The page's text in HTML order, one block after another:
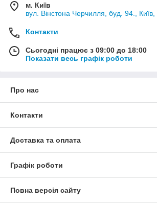
м. Київ
вул. Вінстона Черчилля, буд. 94., Київ,
Контакти
Сьогодні працює з 09:00 до 18:00
Показати весь графік роботи
Про нас
Контакти
Доставка та оплата
Графік роботи
Повна версія сайту